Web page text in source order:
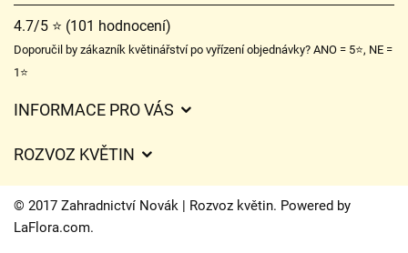
4.7/5 ⭐ (101 hodnocení)
Doporučil by zákazník květinářství po vyřízení objednávky? ANO = 5⭐, NE =
1⭐
INFORMACE PRO VÁS
Často kladené dotazy
O nás
ROZVOZ KVĚTIN
Ceny za doručení
Kam doručujeme květiny
© 2017 Zahradnictví Novák | Rozvoz květin. Powered by
LaFlora.com.